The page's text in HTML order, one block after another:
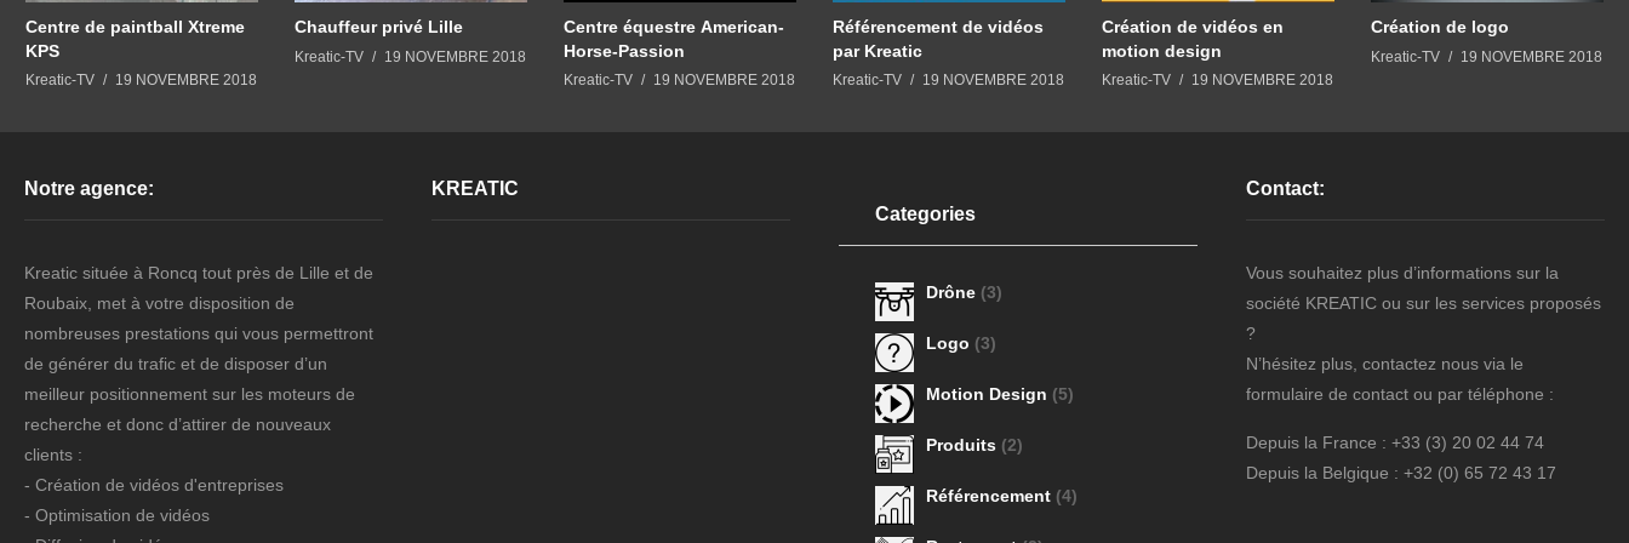
Centre de paintball Xtreme
KPS
Kreatic-TV 19 NOVEMBRE 2018
Chauffeur privé Lille
Kreatic-TV 19 NOVEMBRE 2018
Centre équestre American-
Horse-Passion
Kreatic-TV 19 NOVEMBRE 2018
Référencement de vidéos
par Kreatic
Kreatic-TV 19 NOVEMBRE 2018
Création de vidéos en
motion design
Kreatic-TV 19 NOVEMBRE 2018
Création de logo
Kreatic-TV 19 NOVEMBRE 2018
Notre agence:
Kreatic située à Roncq tout près de Lille et de
Roubaix, met à votre disposition de
nombreuses prestations qui vous permettront
de générer du trafic et de disposer d’un
meilleur positionnement sur les moteurs de
recherche et donc d’attirer de nouveaux
clients :
- Création de vidéos d'entreprises
- Optimisation de vidéos
KREATIC
Categories
Drône (3)
Logo (3)
Motion Design (5)
Produits (2)
Référencement (4)
Contact:
Vous souhaitez plus d’informations sur la
société KREATIC ou sur les services proposés
?
N’hésitez plus, contactez nous via le
formulaire de contact ou par téléphone :
Depuis la France : +33 (3) 20 02 44 74
Depuis la Belgique : +32 (0) 65 72 43 17